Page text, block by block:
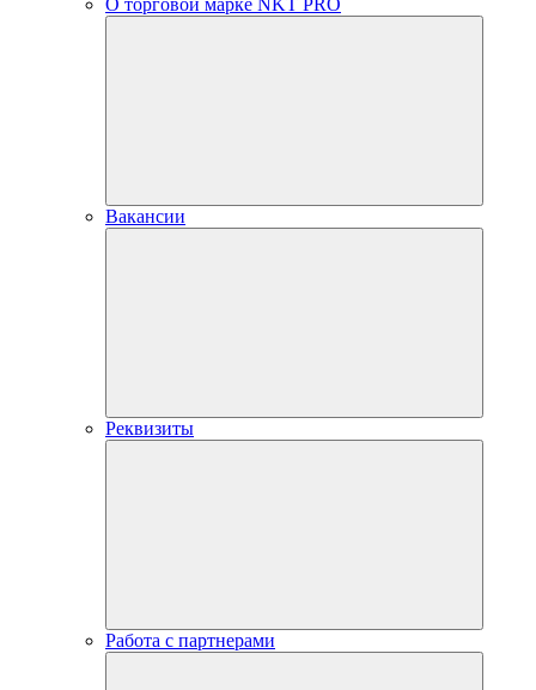
О торговой марке NKT PRO
Вакансии
Реквизиты
Работа с партнерами